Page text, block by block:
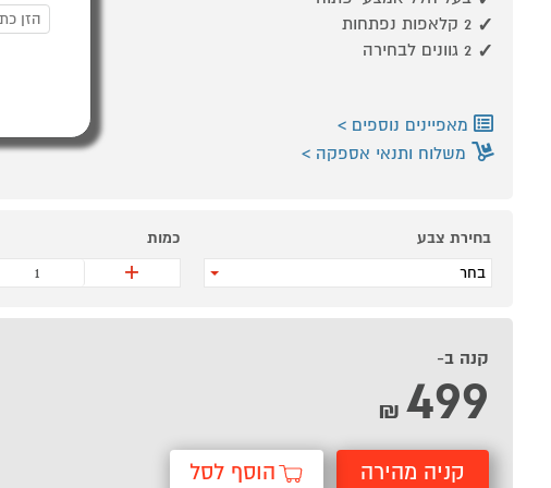
2 קלאפות נפתחות
2 גוונים לבחירה
מאפיינים נוספים
משלוח ותנאי אספקה
בחירת צבע
בחר
כמות
+
קנה ב-
499
₪
קניה מהירה הוסף לסל